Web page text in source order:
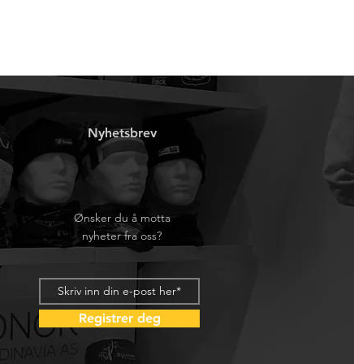
Nyhetsbrev
Ønsker du å motta
nyheter fra oss?
Registrer deg